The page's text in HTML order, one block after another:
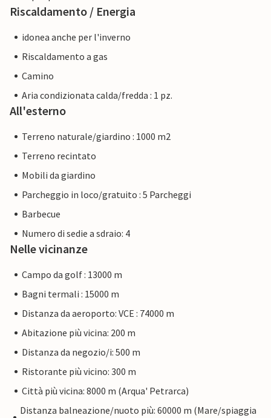
Riscaldamento / Energia
idonea anche per l'inverno
Riscaldamento a gas
Camino
Aria condizionata calda/fredda : 1 pz.
All'esterno
Terreno naturale/giardino : 1000 m2
Terreno recintato
Mobili da giardino
Parcheggio in loco/gratuito : 5 Parcheggi
Barbecue
Numero di sedie a sdraio: 4
Nelle vicinanze
Campo da golf : 13000 m
Bagni termali : 15000 m
Distanza da aeroporto: VCE : 74000 m
Abitazione più vicina: 200 m
Distanza da negozio/i: 500 m
Ristorante più vicino: 300 m
Città più vicina: 8000 m (Arqua' Petrarca)
Distanza balneazione/nuoto più: 60000 m (Mare/spiaggia